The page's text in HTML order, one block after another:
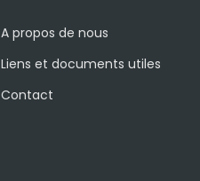
A propos de nous
Liens et documents utiles
Contact